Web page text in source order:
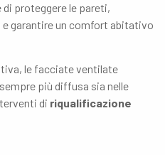
proteggere le pareti,
garantire un comfort abitativo
le facciate ventilate
più diffusa sia nelle
di riqualificazione